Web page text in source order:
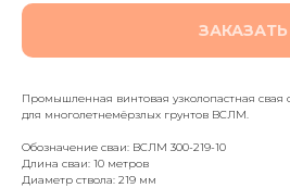
ЗАКАЗАТЬ
Промышленная винтовая узколопастная
для многолетнемёрзлых грунтов ВСЛМ.
Обозначение сваи: ВСЛМ 300-219-10
Длина сваи: 10 метров
Диаметр ствола: 219 мм